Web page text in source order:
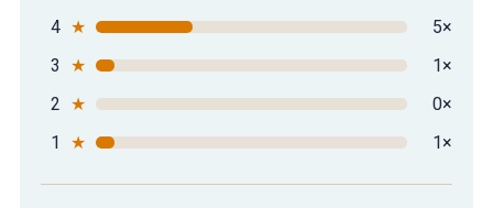
4 ★
5×
3
★
1×
2 ★
0×
1
★ 1×